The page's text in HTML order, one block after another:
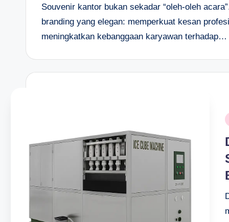
Souvenir kantor bukan sekadar “oleh-oleh
branding yang elegan: memperkuat kesan
meningkatkan kebanggaan karyawan terhadap…